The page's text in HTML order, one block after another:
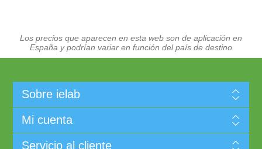
Los precios que aparecen en esta web son de aplicación en
España y podrían variar en función del país de destino
Sobre ielab
Mi cuenta
Servicio al cliente